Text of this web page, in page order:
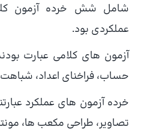
شامل شش خرده آزمون
عملکردی بود.
آزمون های کلامی عبارت
حساب، فراخنای اعداد، شباهت
خرده آزمون های عملکرد
تصاویر، طراحی مکعب ها،